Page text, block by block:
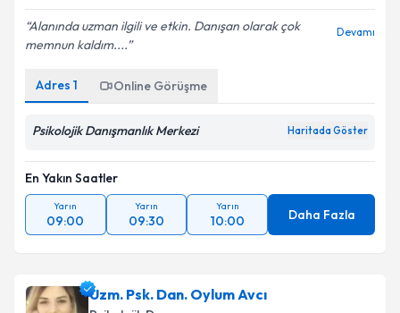
Alanında uzman ilgili ve etkin. Danışan olarak çok
memnun kaldım....
Devamı
Adres 1 Online Görüşme
Psikolojik Danışmanlık Merkezi Haritada Göster
En Yakın Saatler
Yarın
09:00
Yarın
09:30
Yarın
10:00 Daha Fazla
Uzm. Psk. Dan. Oylum Avcı